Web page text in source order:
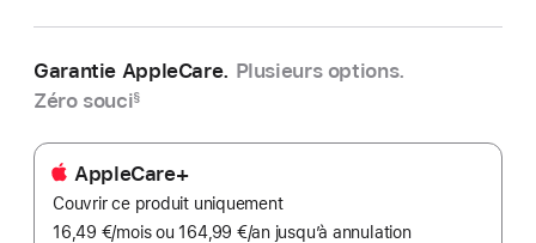
Garantie AppleCare. Plusieurs options.
Zéro souci§
AppleCare+
Couvrir ce produit uniquement
16,49 €/moispar
ou 164,99 €/an par
jusqu’à annulation